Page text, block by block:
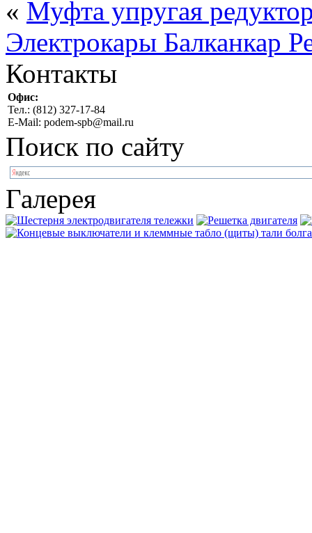
« Муфта упругая
Электрокары Балканкар
Контакты
Офис:
Тел.: (812) 327-17-84
E-Mail: podem-spb@mail.ru
Поиск по сайту
Галерея